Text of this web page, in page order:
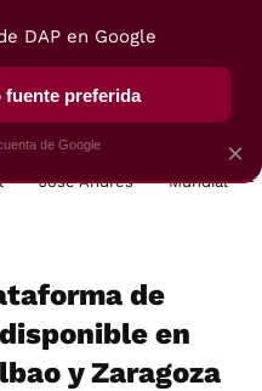
VEGUI
José Andrés Mundial
de
en
y Zaragoza
×
DAP en Google
fuente preferida
de Google